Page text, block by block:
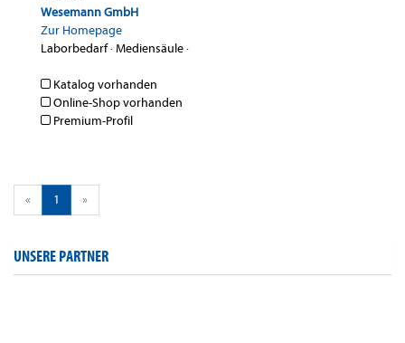
Wesemann GmbH
Zur Homepage
Laborbedarf·Mediensäule·
Katalog vorhanden
Online-Shop vorhanden
Premium-Profil
« 1 »
UNSERE PARTNER